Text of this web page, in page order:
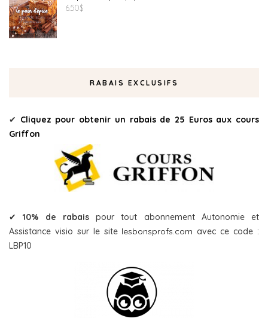
6.50$
RABAIS EXCLUSIFS
✔ Cliquez pour obtenir un rabais de 25 Euros aux cours
Griffon
✔10% de rabaispour tout abonnement Autonomie et
Assistance visio sur le site lesbonsprofs.com avec ce code :
LBP10